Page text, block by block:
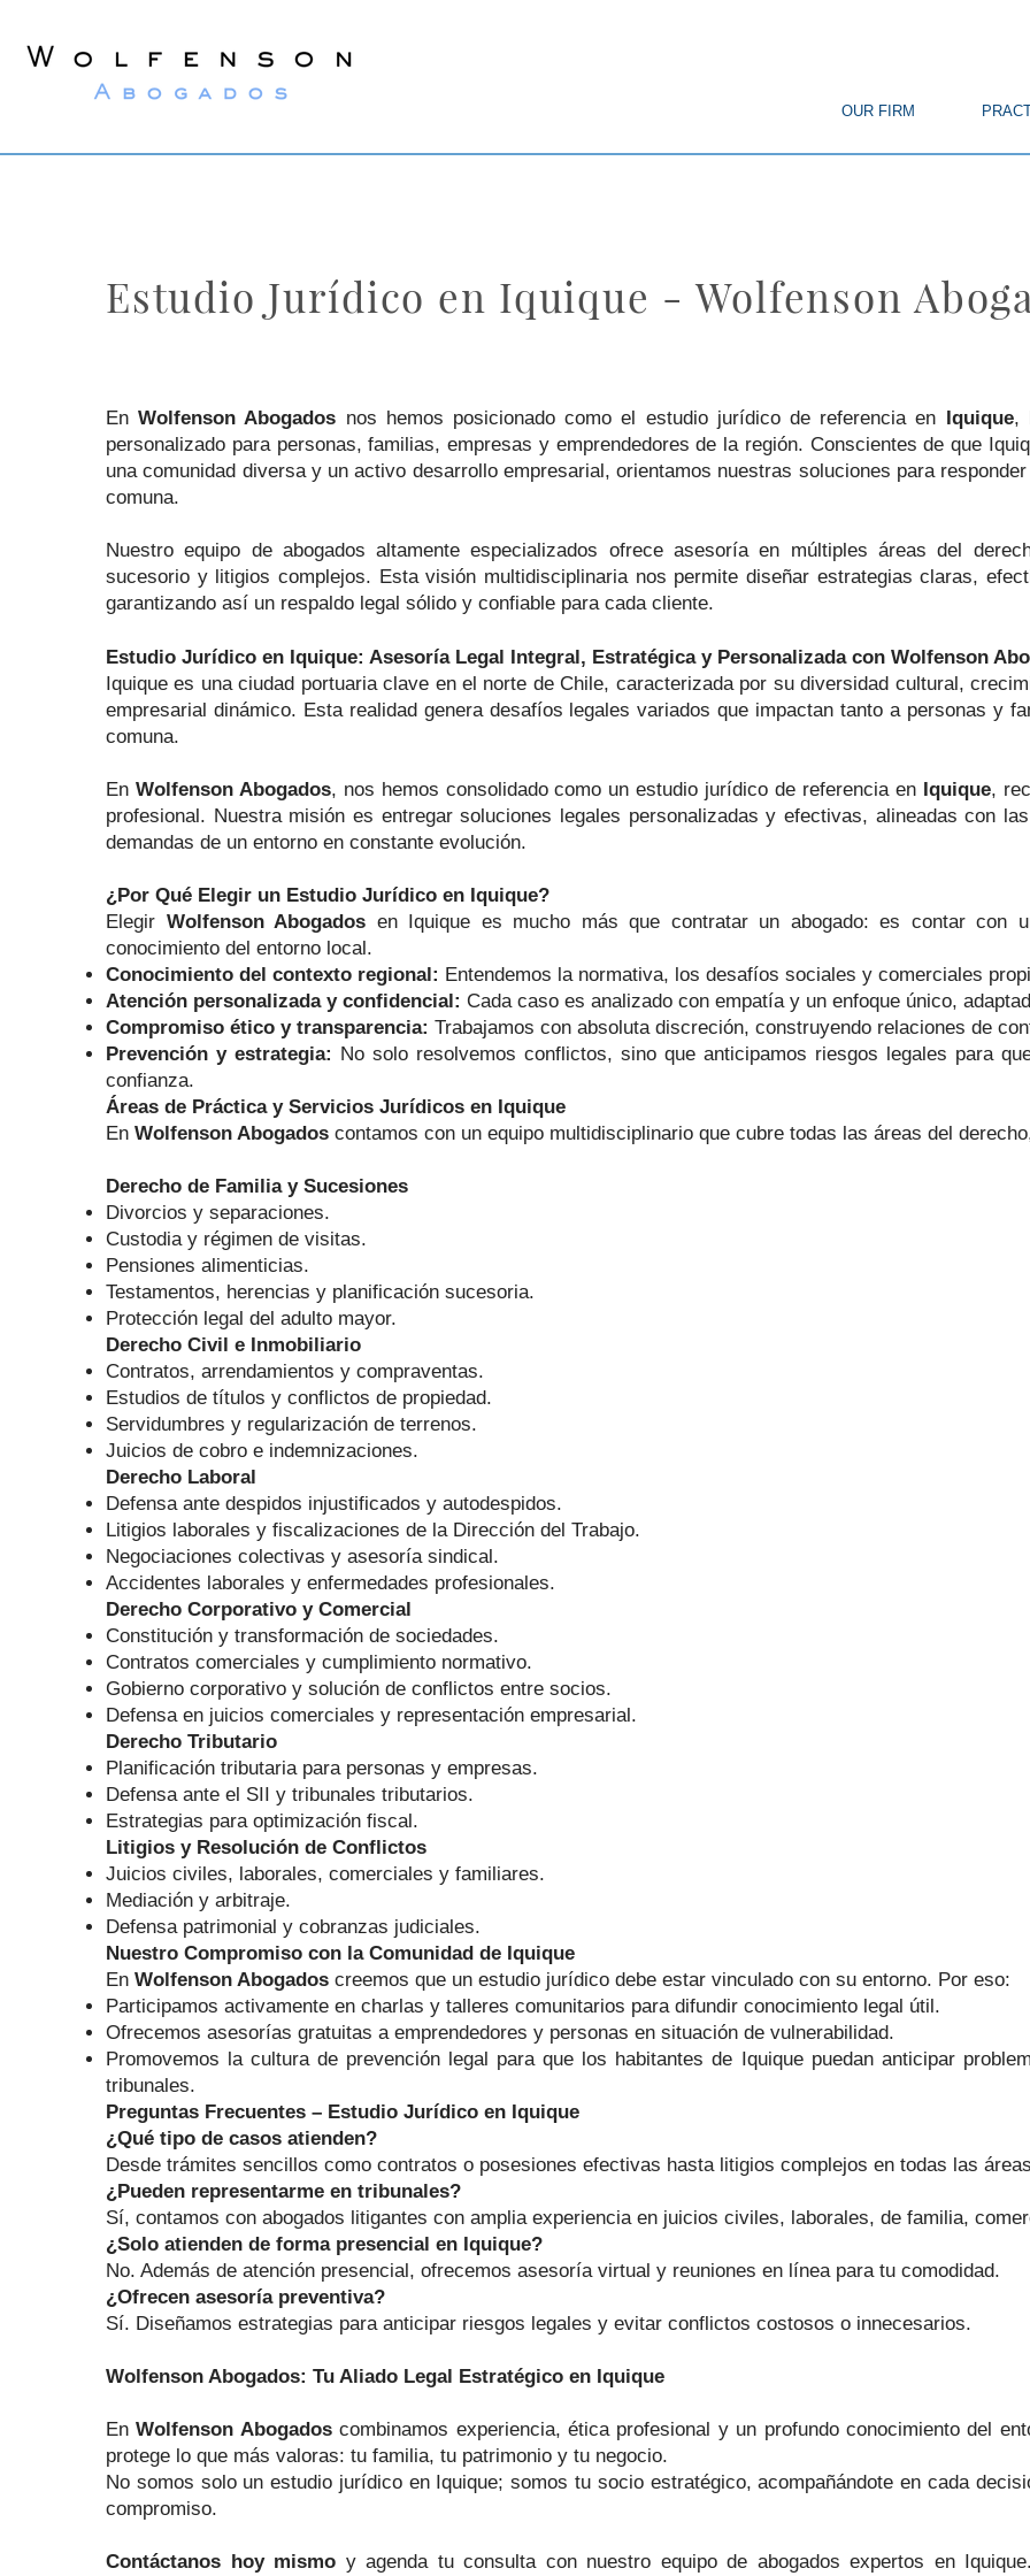
OUR FIRM
Estudio Jurídico en Iquique - Wolfenson
EnWolfenson Abogados nos hemos posicionado como el estudio jurídico de referencia en Iquique,
personalizado para personas, familias, empresas y emprendedores de la región. Conscientes de que
una comunidad diversa y un activo desarrollo empresarial, orientamos nuestras soluciones para
comuna.
Nuestro equipo de abogados altamente especializados ofrece asesoría en múltiples áreas del
sucesorio y litigios complejos. Esta visión multidisciplinaria nos permite diseñar estrategias claras,
garantizando así un respaldo legal sólido y confiable para cada cliente.
Estudio Jurídico en Iquique: Asesoría Legal Integral, Estratégica y Personalizada con Wolfenson
Iquique es una ciudad portuaria clave en el norte de Chile, caracterizada por su diversidad cultural,
empresarial dinámico. Esta realidad genera desafíos legales variados que impactan tanto a personas y
comuna.
En Wolfenson Abogados, nos hemos consolidado como un estudio jurídico de referencia en Iquique,
profesional. Nuestra misión es entregar soluciones legales personalizadas y efectivas, alineadas con
demandas de un entorno en constante evolución.
¿Por Qué Elegir un Estudio Jurídico en Iquique?
Elegir Wolfenson Abogados en Iquique es mucho más que contratar un abogado: es contar con
conocimiento del entorno local.
Conocimiento del contexto regional: Entendemos la normativa, los desafíos sociales y comerciales
Atención personalizada y confidencial: Cada caso es analizado con empatía y un enfoque único,
Compromiso ético y transparencia: Trabajamos con absoluta discreción, construyendo relaciones de
Prevención y estrategia: No solo resolvemos conflictos, sino que anticipamos riesgos legales para
confianza.
Áreas de Práctica y Servicios Jurídicos en Iquique
En Wolfenson Abogados contamos con un equipo multidisciplinario que cubre todas las áreas del
Derecho de Familia y Sucesiones
Divorcios y separaciones.
Custodia y régimen de visitas.
Pensiones alimenticias.
Testamentos, herencias y planificación sucesoria.
Protección legal del adulto mayor.
Derecho Civil e Inmobiliario
Contratos, arrendamientos y compraventas.
Estudios de títulos y conflictos de propiedad.
Servidumbres y regularización de terrenos.
Juicios de cobro e indemnizaciones.
Derecho Laboral
Defensa ante despidos injustificados y autodespidos.
Litigios laborales y fiscalizaciones de la Dirección del Trabajo.
Negociaciones colectivas y asesoría sindical.
Accidentes laborales y enfermedades profesionales.
Derecho Corporativo y Comercial
Constitución y transformación de sociedades.
Contratos comerciales y cumplimiento normativo.
Gobierno corporativo y solución de conflictos entre socios.
Defensa en juicios comerciales y representación empresarial.
Derecho Tributario
Planificación tributaria para personas y empresas.
Defensa ante el SII y tribunales tributarios.
Estrategias para optimización fiscal.
Litigios y Resolución de Conflictos
Juicios civiles, laborales, comerciales y familiares.
Mediación y arbitraje.
Defensa patrimonial y cobranzas judiciales.
Nuestro Compromiso con la Comunidad de Iquique
En Wolfenson Abogados creemos que un estudio jurídico debe estar vinculado con su entorno. Por eso:
Participamos activamente en charlas y talleres comunitarios para difundir conocimiento legal útil.
Ofrecemos asesorías gratuitas a emprendedores y personas en situación de vulnerabilidad.
Promovemos la cultura de prevención legal para que los habitantes de Iquique puedan anticipar
tribunales.
Preguntas Frecuentes – Estudio Jurídico en Iquique
¿Qué tipo de casos atienden?
Desde trámites sencillos como contratos o posesiones efectivas hasta litigios complejos en todas las
¿Pueden representarme en tribunales?
Sí, contamos con abogados litigantes con amplia experiencia en juicios civiles, laborales, de familia,
¿Solo atienden de forma presencial en Iquique?
No. Además de atención presencial, ofrecemos asesoría virtual y reuniones en línea para tu comodidad.
¿Ofrecen asesoría preventiva?
Sí. Diseñamos estrategias para anticipar riesgos legales y evitar conflictos costosos o innecesarios.
Wolfenson Abogados: Tu Aliado Legal Estratégico en Iquique
EnWolfenson Abogadoscombinamos experiencia, ética profesional y un profundo conocimiento del
protege lo que más valoras: tu familia, tu patrimonio y tu negocio.
No somos solo un estudio jurídico en Iquique; somos tu socio estratégico, acompañándote en cada
compromiso.
Contáctanos hoy mismo y agenda tu consulta con nuestro equipo de abogados expertos en
Wolfenson